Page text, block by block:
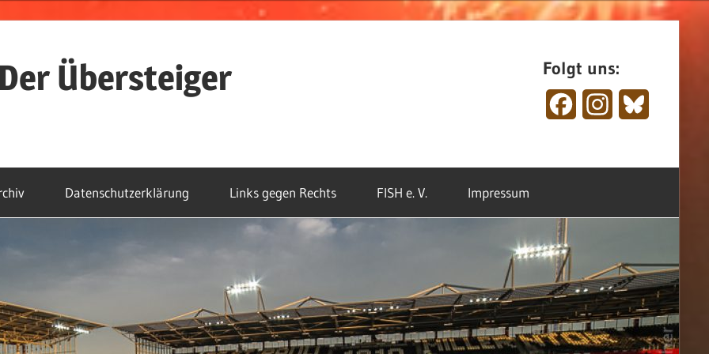
Der Übersteiger Folgt uns:
FacebookInstagram
Datenschutzerklärung Links gegen Rechts FISH e. V. Impressum